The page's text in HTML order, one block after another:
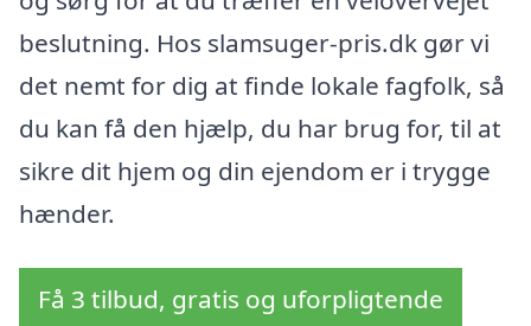
beslutning. Hos slamsuger-pris.dk gør vi
det nemt for dig at finde lokale fagfolk, så
du kan få den hjælp, du har brug for, til at
sikre dit hjem og din ejendom er i trygge
hænder.
Få 3 tilbud, gratis og uforpligtende